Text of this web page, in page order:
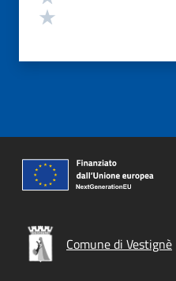
Comune di Vestignè